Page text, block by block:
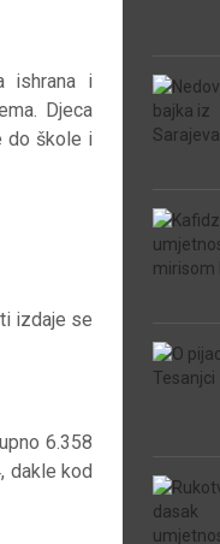
ishrana i
Djeca
do škole i
izdaje se
6.358
dakle kod